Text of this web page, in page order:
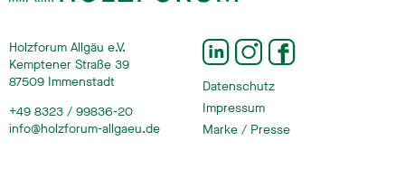
Holzforum Allgäu e.V.
Kemptener Straße 39
87509 Immenstadt
+49 8323 / 99836-20
info@holzforum-allgaeu.de
Datenschutz
Impressum
Marke / Presse